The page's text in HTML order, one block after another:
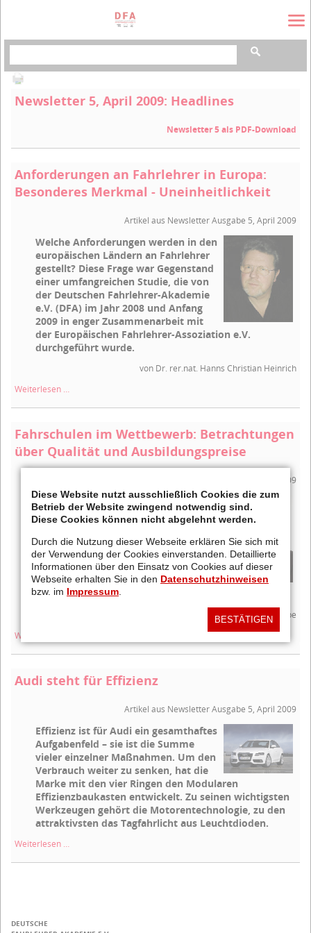
Newsletter 5, April 2009: Headlines
Newsletter 5 als PDF-Download
Anforderungen an Fahrlehrer in Europa:
Besonderes Merkmal - Uneinheitlichkeit
Artikel aus Newsletter Ausgabe 5, April 2009
Welche Anforderungen werden in den
europäischen Ländern an Fahrlehrer
gestellt? Diese Frage war Gegenstand
einer umfangreichen Studie, die von
der Deutschen Fahrlehrer-Akademie
e.V. (DFA) im Jahr 2008 und Anfang
2009 in enger Zusammenarbeit mit
der Europäischen Fahrlehrer-Assoziation e.V.
durchgeführt wurde.
von Dr. rer.nat. Hanns Christian Heinrich
Weiterlesen …
Europa:
Besonderes
Merkmal
Uneinheitlichkeit
Fahrschulen im Wettbewerb: Betrachtungen
über Qualität und Ausbildungspreise
Artikel aus Newsletter Ausgabe 5, April 2009
Übersteigt das Angebot die
Nachfrage, wächst bei Unternehmern
die Sorge, Marktanteile an die billigere
Konkurrenz zu verlieren. Man zieht
nach, um am Markt zu bleiben. So
geraten Preise und Ertrag oftmals in
eine verhängnisvolle Abwärtsspirale,
an deren Ende die Insolvenz steht.
von Peter Tschöpe
Weiterlesen …
im
über
Audi steht für Effizienz
Artikel aus Newsletter Ausgabe 5, April 2009
Effizienz ist für Audi ein gesamthaftes
Aufgabenfeld – sie ist die Summe
vieler einzelner Maßnahmen. Um den
Verbrauch weiter zu senken, hat die
Marke mit den vier Ringen den Modularen
Effizienzbaukasten entwickelt. Zu seinen wichtigsten
Werkzeugen gehört die Motorentechnologie, zu den
attraktivsten das Tagfahrlicht aus Leuchtdioden.
Weiterlesen …
DEUTSCHE
Diese Website nutzt ausschließlich Cookies die zum
Betrieb der Website zwingend notwendig sind.
Diese Cookies können nicht abgelehnt werden.
Durch die Nutzung dieser Webseite erklären Sie sich mit
der Verwendung der Cookies einverstanden. Detaillierte
Informationen über den Einsatz von Cookies auf dieser
Webseite erhalten Sie in den Datenschutzhinweisen
bzw. im Impressum
BESTÄTIGEN